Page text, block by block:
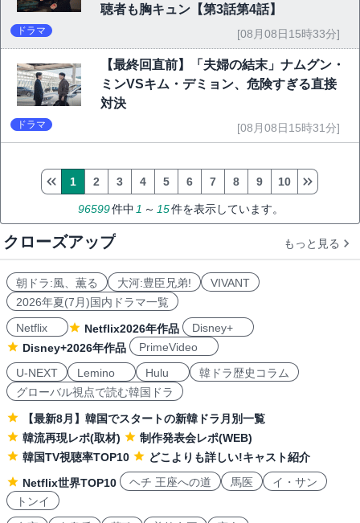
聴者も胸キュン【第3話第4話】
ドラマ [08月08日15時33分]
【最終回直前】「夫婦の結末」ナムグン・
ミンVSキム・デミョン、危険すぎる直接
対決
ドラマ [08月08日15時31分]
96599件中 1 ～ 15件を表示しています。
1 2 3 4 5 6 7 8 9 10
クローズアップ もっと見る
朝ドラ:風、薫る 大河:豊臣兄弟!
VIVANT
2026年夏(7月)国内ドラマ一覧
Netflix
Netflix2026年作品
Disney+
Disney+2026年作品
PrimeVideo
U-NEXT
Lemino Hulu
韓ドラ歴史コラム
グローバル視点で読む韓国ドラ
【最新8月】韓国でスタートの新韓ドラ月別一覧
韓流再現レポ(取材)
制作発表会レポ(WEB)
韓国TV視聴率TOP10
どこよりも詳しい!キャスト紹介
Netflix世界TOP10
ヘチ 王座への道 馬医
イ・サン
トンイ